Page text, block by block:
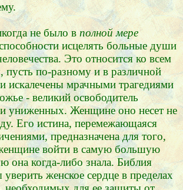
не было в полной мере
исцелять больные души
Это относится ко всем
пусть по-разному и в различной
искалечены мрачными трагедиями
- великий освободитель
униженных. Женщине оно несет не
Его истина, перемежающаяся
предназначена для того,
войти в самую большую
она когда-либо знала. Библия
женское сердце в пределах